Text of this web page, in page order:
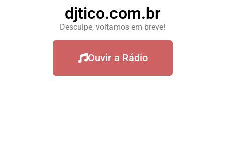
djtico.com.br
Desculpe, voltamos em breve!
Ouvir a Rádio